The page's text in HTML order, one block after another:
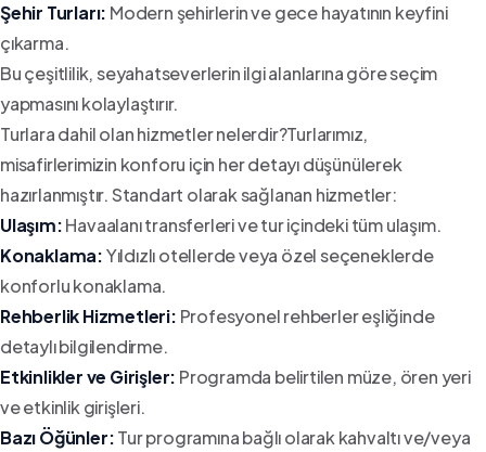
Şehir Turları: Modern şehirlerin ve gece hayatının keyfini
çıkarma.
Bu çeşitlilik, seyahatseverlerin ilgi alanlarına göre seçim
yapmasını kolaylaştırır.
Turlara dahil olan hizmetler nelerdir?Turlarımız,
misafirlerimizin konforu için her detayı düşünülerek
hazırlanmıştır. Standart olarak sağlanan hizmetler:
Ulaşım:Havaalanı transferleri ve tur içindeki tüm ulaşım.
Konaklama:Yıldızlı otellerde veya özel seçeneklerde
konforlu konaklama.
Rehberlik Hizmetleri: Profesyonel rehberler eşliğinde
detaylı bilgilendirme.
Etkinlikler ve Girişler: Programda belirtilen müze, ören yeri
ve etkinlik girişleri.
Bazı Öğünler:Tur programına bağlı olarak kahvaltı ve/veya